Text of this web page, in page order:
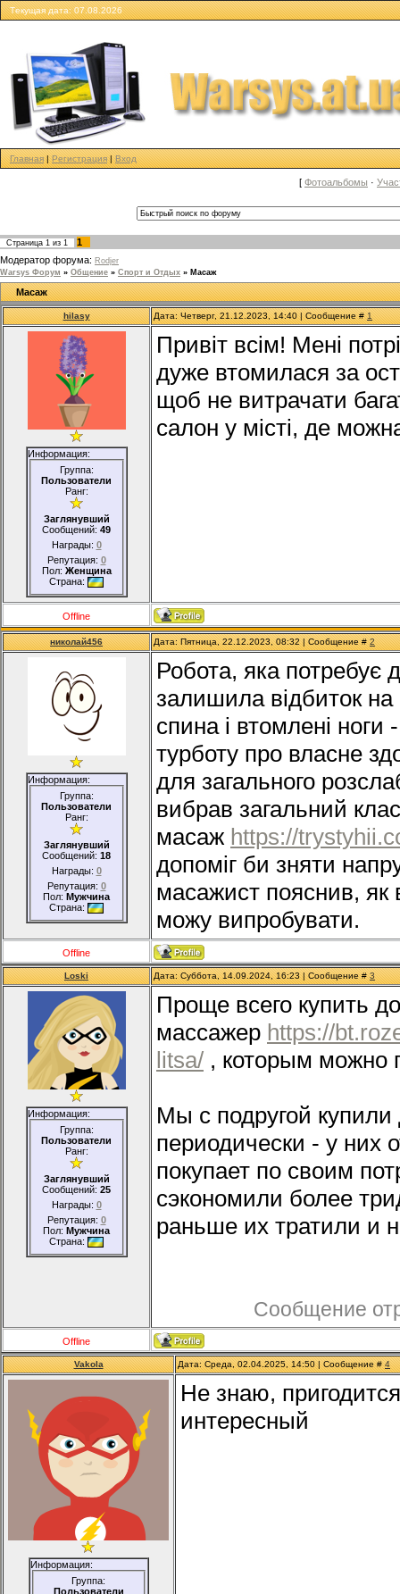
Tекущая дата: 07.08.2026
Главная|Регистрация|Вход
[ Фотоальбомы ·
Страница 1 из 1
1
Модератор форума: Rodjer
Warsys Форум » Общение » Спорт и Отдых » Масаж
Масаж
hilasy Дата: Четверг, 21.12.2023, 14:40 | Сообщение #1
Информация:
Группа:
Пользователи
Заглянувший
Сообщений: 49
Награды: 0
Репутация: 0
Пол: Женщина
Страна:
Привіт всім! Мені
дуже втомилася за
щоб не витрачати
салон у місті, де
Offline
николай456 Дата: Пятница, 22.12.2023, 08:32 | Сообщение #2
Информация:
Группа:
Пользователи
Заглянувший
Сообщений: 18
Награды: 0
Репутация: 0
Пол: Мужчина
Страна:
Робота, яка потребує
залишила відбиток на
спина і втомлені
турботу про власне
для загального
вибрав загальний
масаж https://
допоміг би зняти
масажист пояснив, як
можу випробувати.
Offline
Loski Дата: Суббота, 14.09.2024, 16:23 | Сообщение #3
Информация:
Группа:
Пользователи
Заглянувший
Сообщений: 25
Награды: 0
Репутация: 0
Пол: Мужчина
Страна:
Проще всего купить
массажер https://
litsa/ , которым можно
Мы с подругой
периодически - у них
покупает по своим
сэкономили более
раньше их тратили и
Сообщение
Offline
Vakola Дата: Среда, 02.04.2025, 14:50 | Сообщение #4
Информация:
Группа:
Пользователи
Не знаю,
интересный